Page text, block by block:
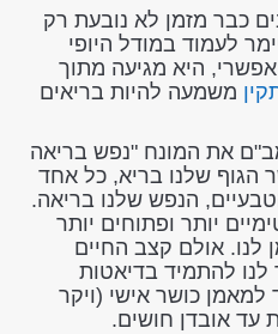
כבר מזמן לא נובעת רק
לעמוד במודל היופי
היא מגיעה מתוך
משמעה להיות בריאים
את המונח "נפש בריאה
הגוף שלנו בריא, כל אחד
הנפש שלנו בריאה.
יותר ופתוחים יותר
אולם קצב החיים
להתמיד בדיאטות
למאמן כושר אישי (ויקר
עד אובדן חושים.